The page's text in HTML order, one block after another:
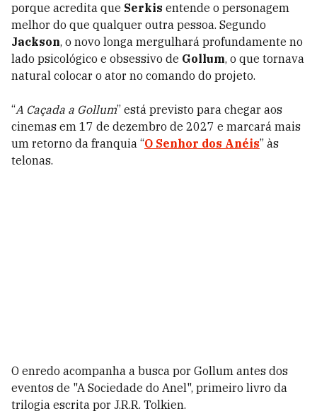
porque acredita que Serkis entende o personagem
melhor do que qualquer outra pessoa. Segundo
Jackson, o novo longa mergulhará profundamente no
lado psicológico e obsessivo de Gollum, o que tornava
natural colocar o ator no comando do projeto.
“A Caçada a Gollum” está previsto para chegar aos
cinemas em 17 de dezembro de 2027 e marcará mais
um retorno da franquia “O Senhor dos Anéis” às
telonas.
O enredo acompanha a busca por Gollum antes dos
eventos de "A Sociedade do Anel", primeiro livro da
trilogia escrita por J.R.R. Tolkien.